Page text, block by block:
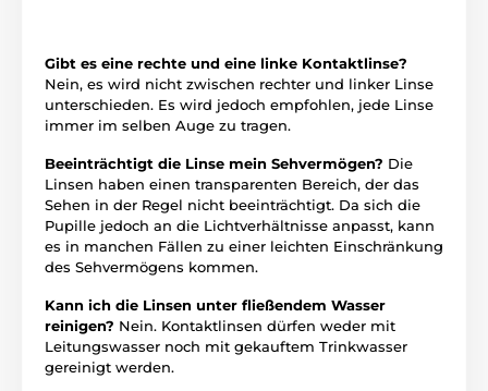
Gibt es eine rechte und eine linke Kontaktlinse?
Nein, es wird nicht zwischen rechter und linker Linse
unterschieden. Es wird jedoch empfohlen, jede Linse
immer im selben Auge zu tragen.
Beeinträchtigt die Linse mein Sehvermögen? Die
Linsen haben einen transparenten Bereich, der das
Sehen in der Regel nicht beeinträchtigt. Da sich die
Pupille jedoch an die Lichtverhältnisse anpasst, kann
es in manchen Fällen zu einer leichten Einschränkung
des Sehvermögens kommen.
Kann ich die Linsen unter fließendem Wasser
reinigen? Nein. Kontaktlinsen dürfen weder mit
Leitungswasser noch mit gekauftem Trinkwasser
gereinigt werden.